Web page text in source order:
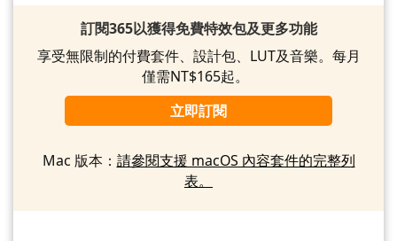
訂閱365以獲得免費特效包及更多功能
享受無限制的付費套件、設計包、LUT及音樂。每月
僅需NT$165起。
立即訂閱
Mac 版本： 請參閱支援 macOS 內容套件的完整列
表。